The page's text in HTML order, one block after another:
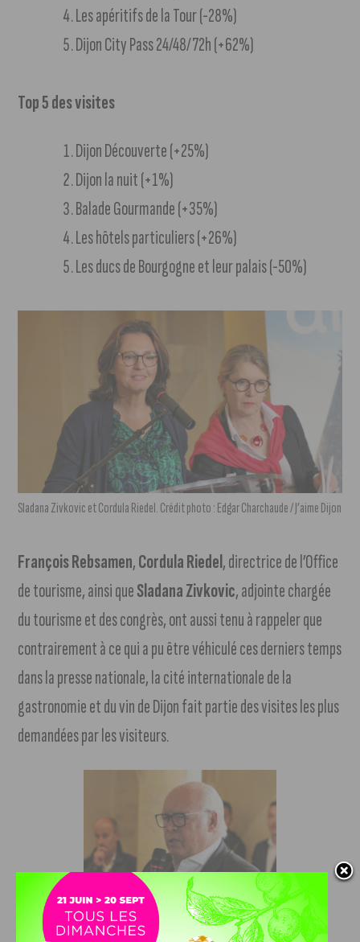
Les apéritifs de la Tour (-28%)
Dijon City Pass 24/48/72h (+62%)
Top 5 des visites
Dijon Découverte (+25%)
Dijon la nuit (+1%)
Balade Gourmande (+35%)
Les hôtels particuliers (+26%)
Les ducs de Bourgogne et leur palais (-50%)
Sladana Zivkovic et Cordula Riedel. Crédit photo : Edgar Charchaude / J’aime Dijon
François Rebsamen,Cordula Riedel, directrice de l’Office
de tourisme, ainsi queSladana Zivkovic, adjointe chargée
du tourisme et des congrès, ont aussi tenu à rappeler que
contrairement à ce qui a pu être véhiculé ces derniers temps
dans la presse nationale, la cité internationale de la
gastronomie et du vin de Dijon fait partie des visites les plus
demandées par les visiteurs.